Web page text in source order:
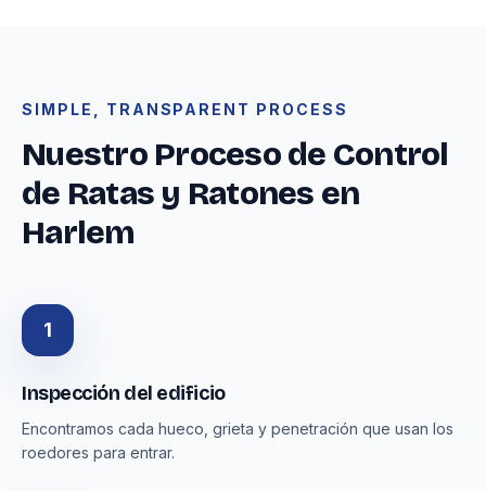
SIMPLE, TRANSPARENT PROCESS
Nuestro Proceso de Control
de Ratas y Ratones en
Harlem
1
Inspección del edificio
Encontramos cada hueco, grieta y penetración que usan los
roedores para entrar.